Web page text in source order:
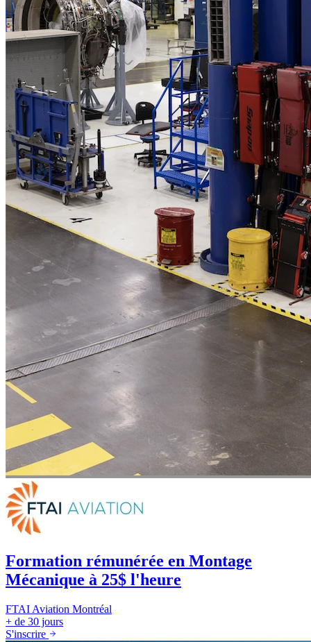
Formation rémunérée en Montage
Mécanique à 25$ l'heure
FTAI Aviation Montréal
+ de 30 jours
S'inscrire